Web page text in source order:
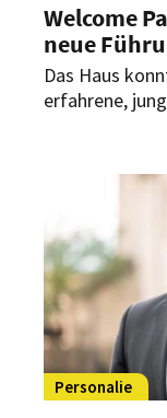
Welcome
neue
Das Haus
erfahrene,
Tagen aber
Personalie